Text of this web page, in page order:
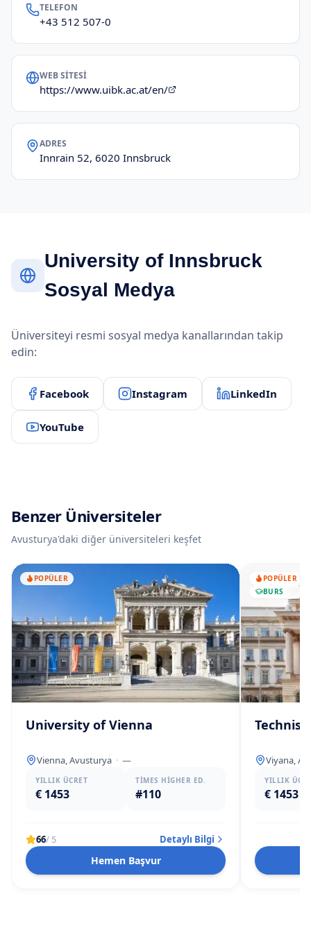
TELEFON
+43 512 507-0
WEB SITESI
https://www.uibk.ac.at/en/
ADRES
Innrain 52, 6020 Innsbruck
University of Innsbruck
Sosyal Medya
Üniversiteyi resmi sosyal medya kanallarından takip
edin:
Facebook Instagram LinkedIn
YouTube
Benzer Üniversiteler
Avusturya'daki diğer üniversiteleri keşfet
POPÜLER
University of Vienna
Vienna, Avusturya · —
YILLIK ÜCRET
€ 1453
TIMES HIGHER ED.
#110
66/ 5 Detaylı Bilgi
Hemen Başvur
POPÜLER
BURS
Viyana,
YILLIK
€ 1453